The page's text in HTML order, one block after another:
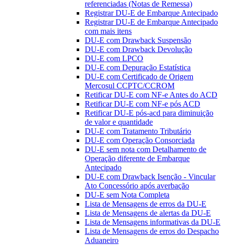
referenciadas (Notas de Remessa)
Registrar DU-E de Embarque Antecipado
Registrar DU-E de Embarque Antecipado
com mais itens
DU-E com Drawback Suspensão
DU-E com Drawback Devolução
DU-E com LPCO
DU-E com Depuração Estatística
DU-E com Certificado de Origem
Mercosul CCPTC/CCROM
Retificar DU-E com NF-e Antes do ACD
Retificar DU-E com NF-e pós ACD
Retificar DU-E pós-acd para diminuição
de valor e quantidade
DU-E com Tratamento Tributário
DU-E com Operação Consorciada
DU-E sem nota com Detalhamento de
Operação diferente de Embarque
Antecipado
DU-E com Drawback Isenção - Vincular
Ato Concessório após averbação
DU-E sem Nota Completa
Lista de Mensagens de erros da DU-E
Lista de Mensagens de alertas da DU-E
Lista de Mensagens informativas da DU-E
Lista de Mensagens de erros do Despacho
Aduaneiro